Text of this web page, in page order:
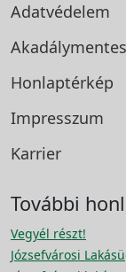
Adatvédelem
Honlaptérkép
Impresszum
Karrier
További
Vegyél részt!
Józsefvárosi